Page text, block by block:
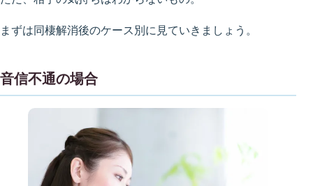
まずは同棲解消後のケース別に見ていきましょう。
音信不通の場合